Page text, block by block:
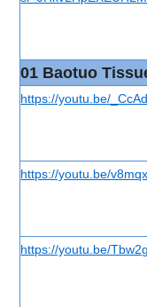
01 Baotuo
https://youtu.be/
https://youtu.be/
https://youtu.be/